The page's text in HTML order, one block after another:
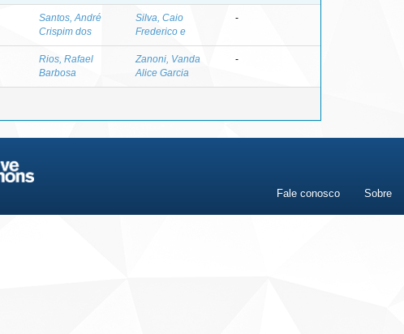
Santos, André
Crispim dos
Silva, Caio
Frederico e
-
Rios, Rafael
Barbosa
Zanoni, Vanda
Alice Garcia
-
Fale conosco Sobre